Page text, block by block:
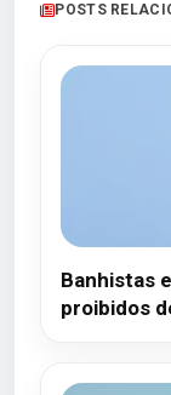
POSTS
Banhistas
proibidos